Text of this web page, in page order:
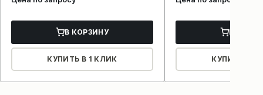
В КОРЗИНУ
КУПИТЬ В 1 КЛИК
В
КУПИТЬ В 1